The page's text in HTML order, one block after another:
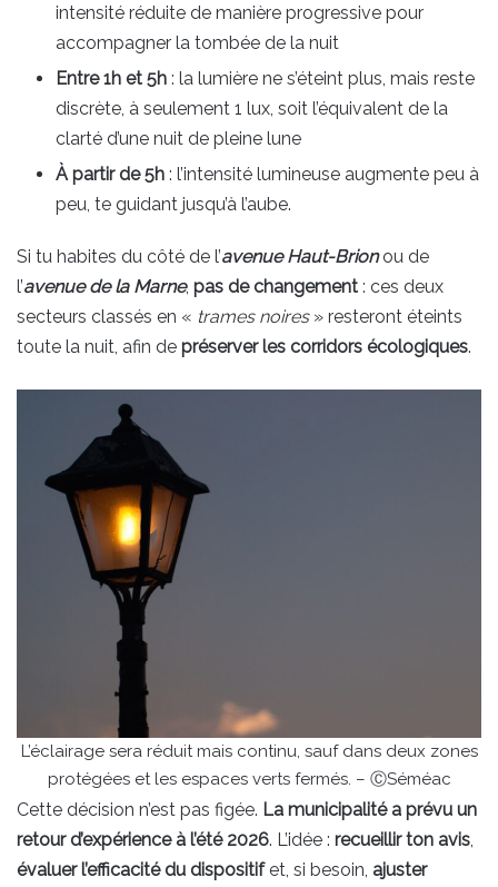
intensité réduite de manière progressive pour
accompagner la tombée de la nuit
Entre 1h et 5h : la lumière ne s’éteint plus, mais reste
discrète, à seulement 1 lux, soit l’équivalent de la
clarté d’une nuit de pleine lune
À partir de 5h : l’intensité lumineuse augmente peu à
peu, te guidant jusqu’à l’aube.
Si tu habites du côté de l’avenue Haut-Brionou de
l’avenue de la Marne, pas de changement : ces deux
secteurs classés en « trames noires» resteront éteints
toute la nuit, afin de préserver les corridors écologiques.
L’éclairage sera réduit mais continu, sauf dans deux zones
protégées et les espaces verts fermés. – ⒸSéméac
Cette décision n’est pas figée. La municipalité a prévu un
retour d’expérience à l’été 2026. L’idée : recueillir ton avis,
évaluer l’efficacité du dispositifet, si besoin, ajuster